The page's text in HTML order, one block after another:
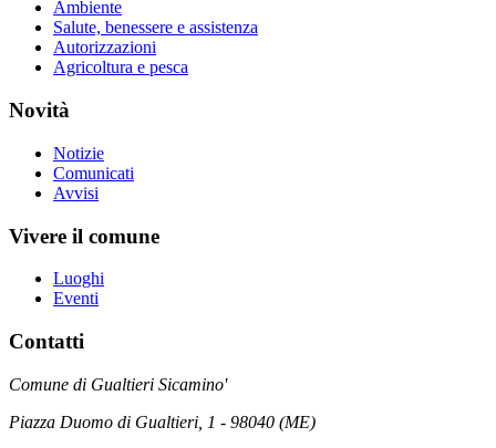
Ambiente
Salute, benessere e assistenza
Autorizzazioni
Agricoltura e pesca
Novità
Notizie
Comunicati
Avvisi
Vivere il comune
Luoghi
Eventi
Contatti
Comune di Gualtieri Sicamino'
Piazza Duomo di Gualtieri, 1 - 98040 (ME)